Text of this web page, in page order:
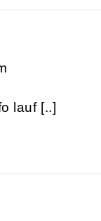
lauf [..]